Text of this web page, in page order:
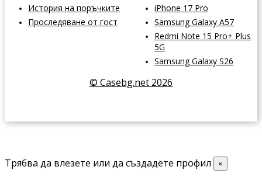
История на поръчките
Проследяване от гост
iPhone 17 Pro
Samsung Galaxy A57
Redmi Note 15 Pro+ Plus
5G
Samsung Galaxy S26
© Casebg.net 2026
Трябва да влезете или да създадете профил ×